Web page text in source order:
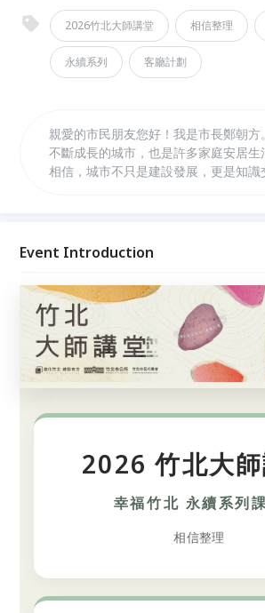
2026竹北大師講堂 相信整理
永續系列 客廳計劃
親愛的市民朋友您好！我是市長鄭朝方。 竹北是
不斷成長的城市，也是許多家庭安居生
相信，城市不只是建設發展，更是知
系列、文化系列。 每一場，都是為城市
開視野，用學習豐富生活，共同打造
常。
Event Introduction
2026 竹北大
幸福竹北 永續系列
相信整理